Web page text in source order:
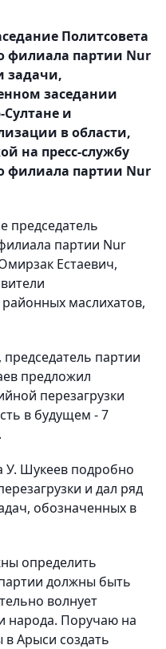
Политсовета
филиала партии Nur
задачи,
заседании
и
в области,
на пресс-службу
филиала партии Nur
председатель
партии Nur
Естаевич,
маслихатов,
председатель партии
предложил
перезагрузки
в будущем - 7
У. Шукеев подробно
и дал ряд
обозначенных в
определить
должны быть
волнует
народа. Поручаю на
Арыси создать